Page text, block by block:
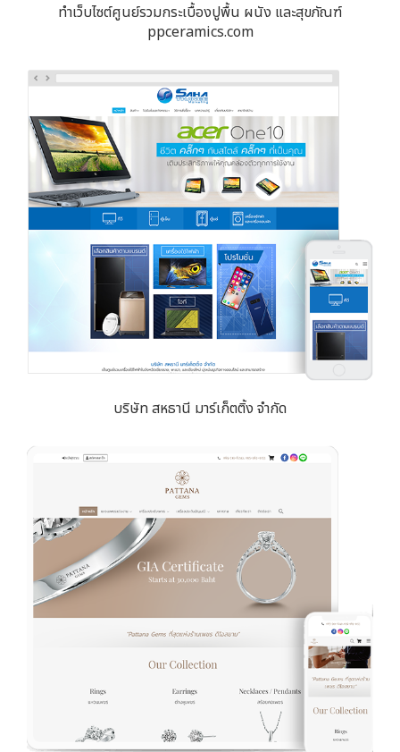
ทำเว็บไซต์ศูนย์รวมกระเบื้องปูพื้น ผนัง และสุขภัณฑ์
ppceramics.com
บริษัท สหธานี มาร์เก็ตติ้ง จำกัด